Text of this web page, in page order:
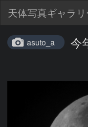
天体写真ギャラ
asuto_a 今